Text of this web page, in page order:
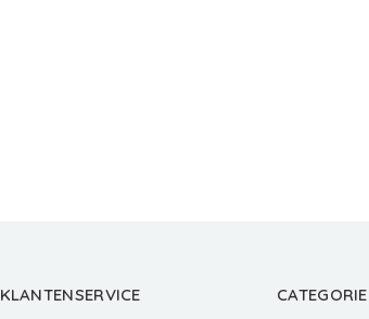
KLANTENSERVICE